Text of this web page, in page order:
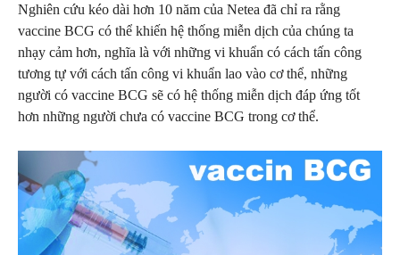
Nghiên cứu kéo dài hơn 10 năm của Netea đã chỉ ra rằng
vaccine BCG có thể khiến hệ thống miễn dịch của chúng ta
nhạy cảm hơn, nghĩa là với những vi khuẩn có cách tấn công
tương tự với cách tấn công vi khuẩn lao vào cơ thể, những
người có vaccine BCG sẽ có hệ thống miễn dịch đáp ứng tốt
hơn những người chưa có vaccine BCG trong cơ thể.